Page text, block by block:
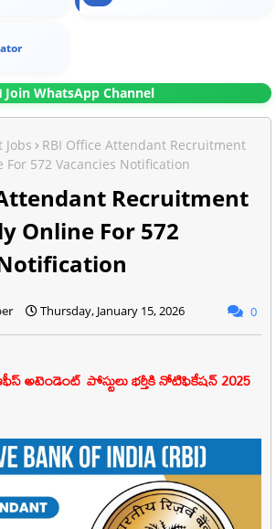
Join WhatsApp Channel
Jobs
RBI Office Attendant Recruitment
For 572 Vacancies Notification
Recruitment
Online For 572
Thursday, January 15, 2026 0
అటెండెంట్ పోస్టులు భర్తీకి నోటిఫికేషన్ 2025